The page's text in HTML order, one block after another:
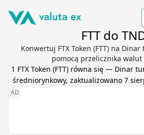
FTT do
Konwertuj FTX Token (FTT) na
pomocą przelicznika walut
1 FTX Token (FTT) równa się — Dinar
średniorynkowy, zaktualizowano 7